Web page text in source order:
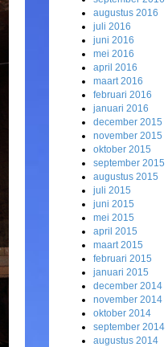
augustus 2016
juli 2016
juni 2016
mei 2016
april 2016
maart 2016
februari 2016
januari 2016
december 2015
november 2015
oktober 2015
september 2015
augustus 2015
juli 2015
juni 2015
mei 2015
april 2015
maart 2015
februari 2015
januari 2015
december 2014
november 2014
oktober 2014
september 2014
augustus 2014